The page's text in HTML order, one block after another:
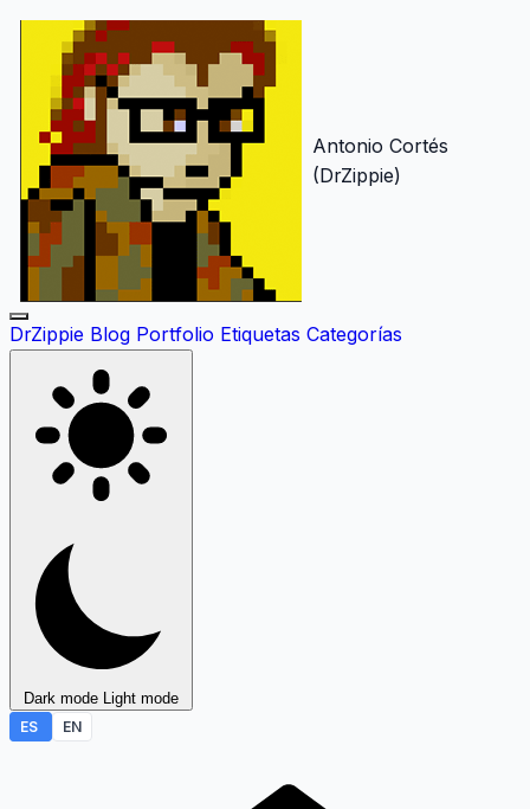
Antonio Cortés
(DrZippie)
DrZippie Blog Portfolio Etiquetas Categorías
Dark mode Light mode
ES
EN